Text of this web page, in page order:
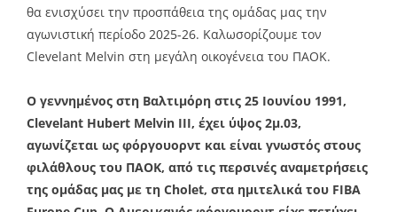
θα ενισχύσει την προσπάθεια της ομάδας μας την
αγωνιστική περίοδο 2025-26. Καλωσορίζουμε τον
Clevelant Melvin στη μεγάλη οικογένεια του ΠΑΟΚ.
Ο γεννημένος στη Βαλτιμόρη στις 25 Ιουνίου 1991,
Clevelant Hubert Melvin III, έχει ύψος 2μ.03,
αγωνίζεται ως φόργουορντ και είναι γνωστός στους
φιλάθλους του ΠΑΟΚ, από τις περσινές αναμετρήσεις
της ομάδας μας με τη Cholet, στα ημιτελικά του FIBA